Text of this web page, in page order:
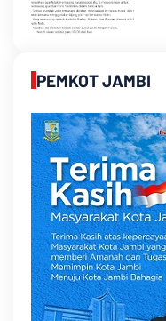
PEMKOT JAMBI